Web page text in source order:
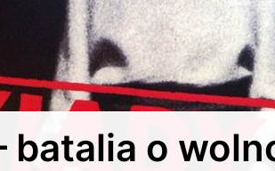
batalia o